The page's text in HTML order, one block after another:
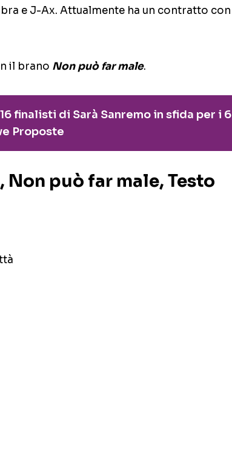
e J-Ax. Attualmente ha un contratto con
il brano Non può far male.
finalisti di Sarà Sanremo in sfida per i 6
Proposte
Non può far male, Testo